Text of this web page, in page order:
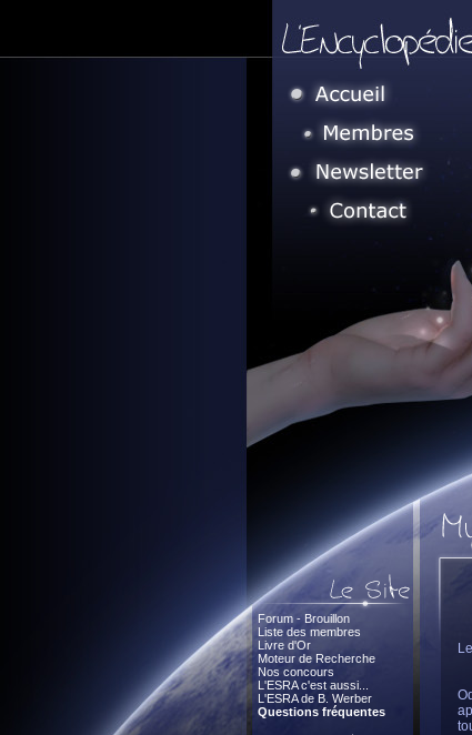
Forum - Brouillon
Liste des membres
Livre d'Or
Moteur de Recherche
Nos concours
L'ESRA c'est aussi...
L'ESRA de B. Werber
Questions fréquentes